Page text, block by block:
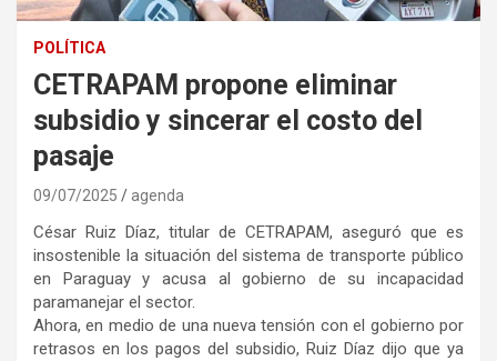
POLÍTICA
CETRAPAM propone eliminar
subsidio y sincerar el costo del
pasaje
09/07/2025 agenda
César Ruiz Díaz, titular de CETRAPAM, aseguró que es
insostenible la situación del sistema de transporte público
en Paraguay y acusa al gobierno de su incapacidad
paramanejar el sector.
Ahora, en medio de una nueva tensión con el gobierno por
retrasos en los pagos del subsidio, Ruiz Díaz dijo que ya